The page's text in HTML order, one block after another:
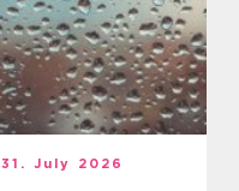
31. July 2026